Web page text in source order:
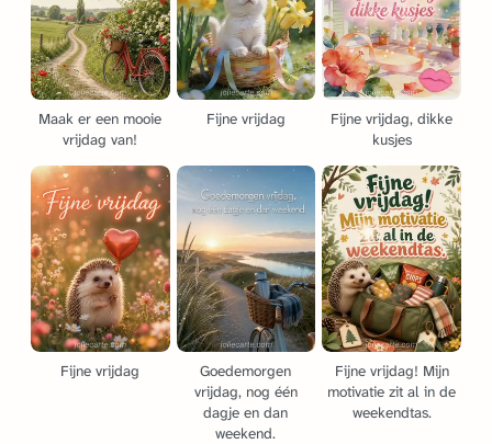
Maak er een mooie
vrijdag van!
Fijne vrijdag
Fijne vrijdag, dikke
kusjes
Fijne vrijdag
Goedemorgen
vrijdag, nog één
dagje en dan
weekend.
Fijne vrijdag! Mijn
motivatie zit al in de
weekendtas.